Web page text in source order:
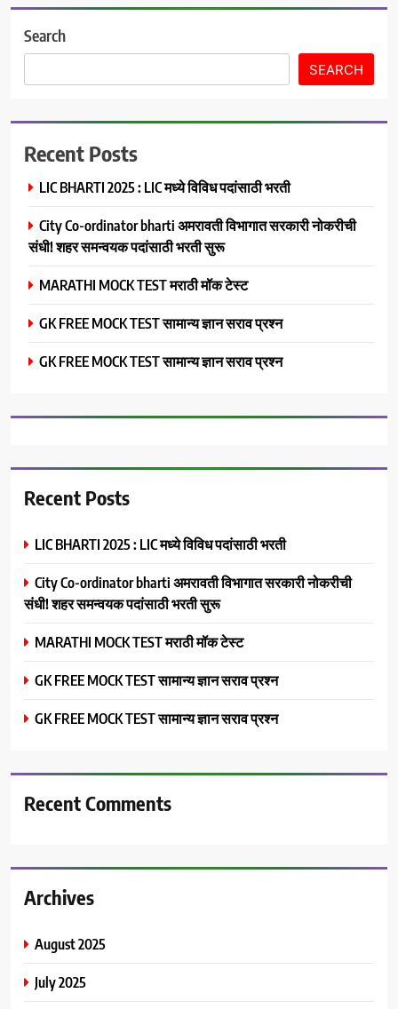
Search
SEARCH
Recent Posts
LIC BHARTI 2025 : LIC मध्ये विविध पदांसाठी भरती
City Co-ordinator bharti अमरावती विभागात सरकारी नोकरीची
संधी! शहर समन्वयक पदांसाठी भरती सुरू
MARATHI MOCK TEST मराठी मॉक टेस्ट
GK FREE MOCK TEST सामान्य ज्ञान सराव प्रश्न
GK FREE MOCK TEST सामान्य ज्ञान सराव प्रश्न
Recent Posts
LIC BHARTI 2025 : LIC मध्ये विविध पदांसाठी भरती
City Co-ordinator bharti अमरावती विभागात सरकारी नोकरीची
संधी! शहर समन्वयक पदांसाठी भरती सुरू
MARATHI MOCK TEST मराठी मॉक टेस्ट
GK FREE MOCK TEST सामान्य ज्ञान सराव प्रश्न
GK FREE MOCK TEST सामान्य ज्ञान सराव प्रश्न
Recent Comments
Archives
August 2025
July 2025